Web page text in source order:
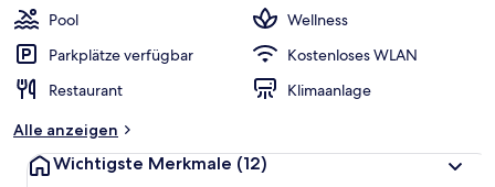
Pool
Wellness
Parkplätze verfügbar
Kostenloses WLAN
Restaurant
Klimaanlage
Alle anzeigen
Wichtigste Merkmale (12)